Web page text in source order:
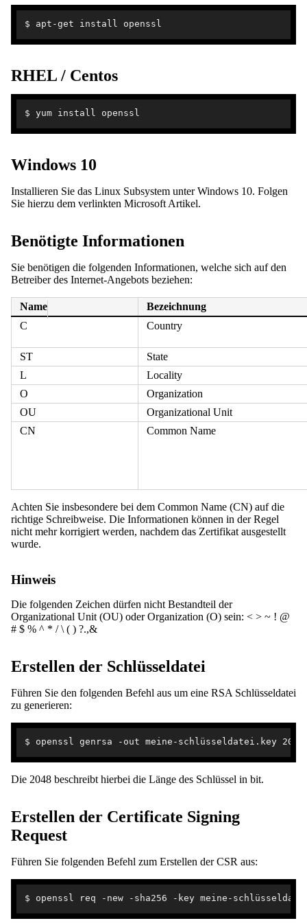
RHEL / Centos
Windows 10
Installieren Sie das Linux Subsystem unter Windows 10. Folgen
Sie hierzu dem verlinkten Microsoft Artikel.
Benötigte Informationen
Sie benötigen die folgenden Informationen, welche sich auf den
Betreiber des Internet-Angebots beziehen:
Name
Bezeichnung
C
Country
ST
State
L
Locality
O
Organization
OU
Organizational Unit
CN
Common Name
Achten Sie insbesondere bei dem Common Name (CN) auf die
richtige Schreibweise. Die Informationen können in der Regel
nicht mehr korrigiert werden, nachdem das Zertifikat ausgestellt
wurde.
Hinweis
Die folgenden Zeichen dürfen nicht Bestandteil der
Organizational Unit (OU) oder Organization (O) sein: < > ~ ! @
# $ % ^ * / \ ( ) ?.,&
Erstellen der Schlüsseldatei
Führen Sie den folgenden Befehl aus um eine RSA Schlüsseldatei
zu generieren:
Die 2048 beschreibt hierbei die Länge des Schlüssel in bit.
Erstellen der Certificate Signing
Request
Führen Sie folgenden Befehl zum Erstellen der CSR aus: